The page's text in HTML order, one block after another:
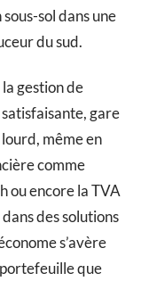
sol dans une
du sud.
gestion de
satisfaisante, gare
même en
comme
ou encore la TVA
des solutions
s’avère
que